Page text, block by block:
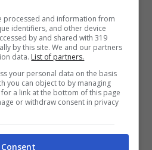
(Getty Images)
processed and information from
identifiers, and other device
by and shared with 319
by this site. We and our partners
data. List of partners.
your personal data on the basis
you can object to by managing
a link at the bottom of this page
or withdraw consent in privacy
Consent